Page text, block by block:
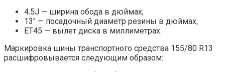
4.5J — ширина обода в дюймах;
13″ — посадочный диаметр резины в дюймах;
ET45 — вылет диска в миллиметрах.
Маркировка шины транспортного средства 155/80 R13
расшифровывается следующим образом: